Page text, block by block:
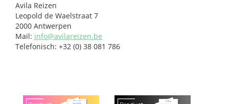
Avila Reizen
Leopold de Waelstraat 7
2000 Antwerpen
Mail: info@avilareizen.be
Telefonisch: +32 (0) 38 081 786